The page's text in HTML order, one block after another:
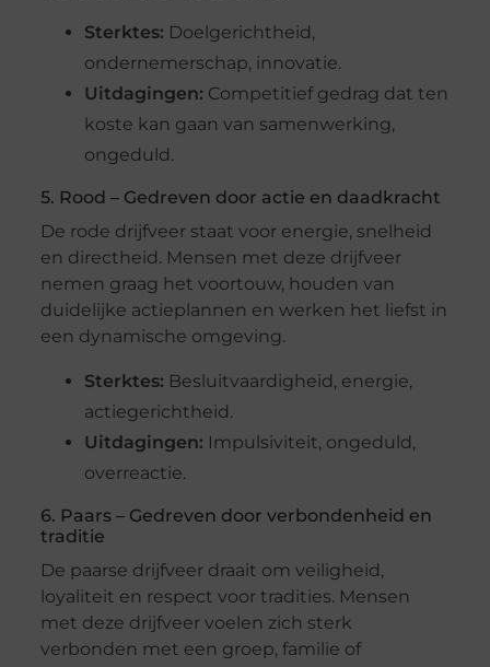
Sterktes: Doelgerichtheid,
ondernemerschap, innovatie.
Uitdagingen: Competitief gedrag dat ten
koste kan gaan van samenwerking,
ongeduld.
5. Rood – Gedreven door actie en daadkracht
De rode drijfveer staat voor energie, snelheid
en directheid. Mensen met deze drijfveer
nemen graag het voortouw, houden van
duidelijke actieplannen en werken het liefst in
een dynamische omgeving.
Sterktes: Besluitvaardigheid, energie,
actiegerichtheid.
Uitdagingen: Impulsiviteit, ongeduld,
overreactie.
6. Paars – Gedreven door verbondenheid en
traditie
De paarse drijfveer draait om veiligheid,
loyaliteit en respect voor tradities. Mensen
met deze drijfveer voelen zich sterk
verbonden met een groep, familie of